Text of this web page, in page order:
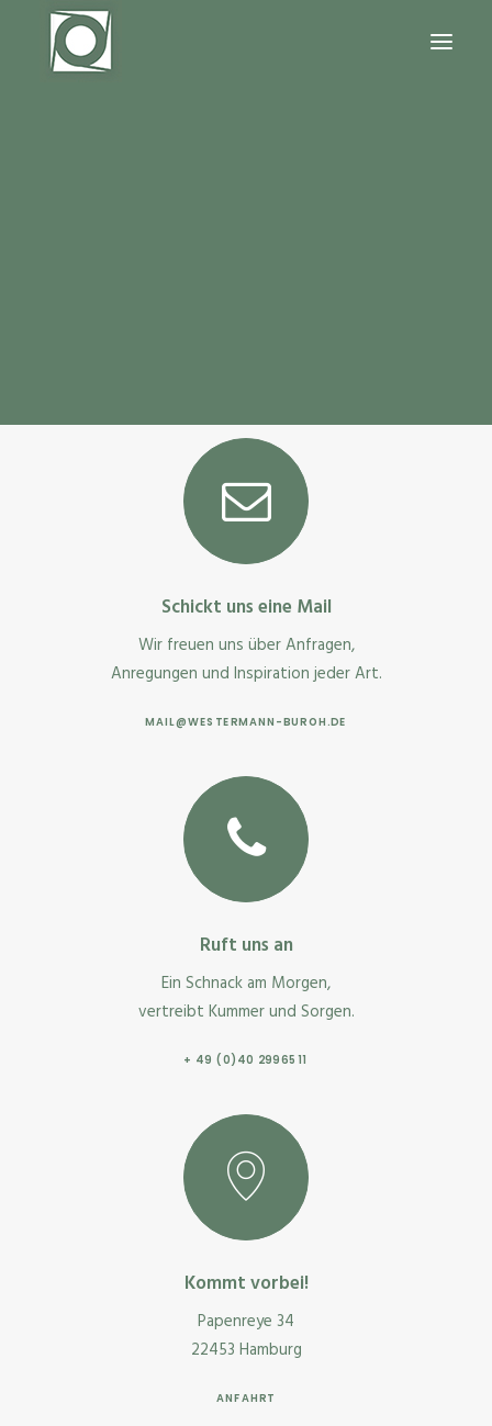
Schickt uns eine Mail
Wir freuen uns über Anfragen,
Anregungen und Inspiration jeder Art.
MAIL@WESTERMANN-BUROH.DE
Ruft uns an
Ein Schnack am Morgen,
vertreibt Kummer und Sorgen.
+ 49 (0)40 2996511
Kommt vorbei!
Papenreye 34
22453 Hamburg
ANFAHRT